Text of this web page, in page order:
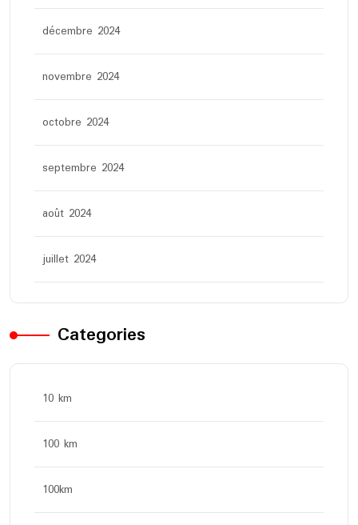
décembre 2024
novembre 2024
octobre 2024
septembre 2024
août 2024
juillet 2024
Categories
10 km
100 km
100km